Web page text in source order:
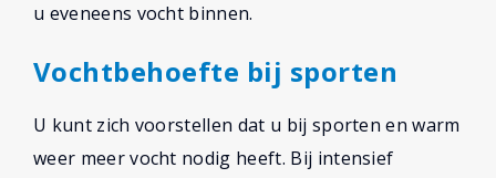
u eveneens vocht binnen.
Vochtbehoefte bij sporten
U kunt zich voorstellen dat u bij sporten en warm
weer meer vocht nodig heeft. Bij intensief